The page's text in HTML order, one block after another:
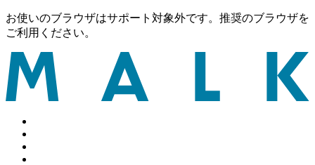
お使いのブラウザはサポート対象外です。推奨のブラウザを
ご利用ください。